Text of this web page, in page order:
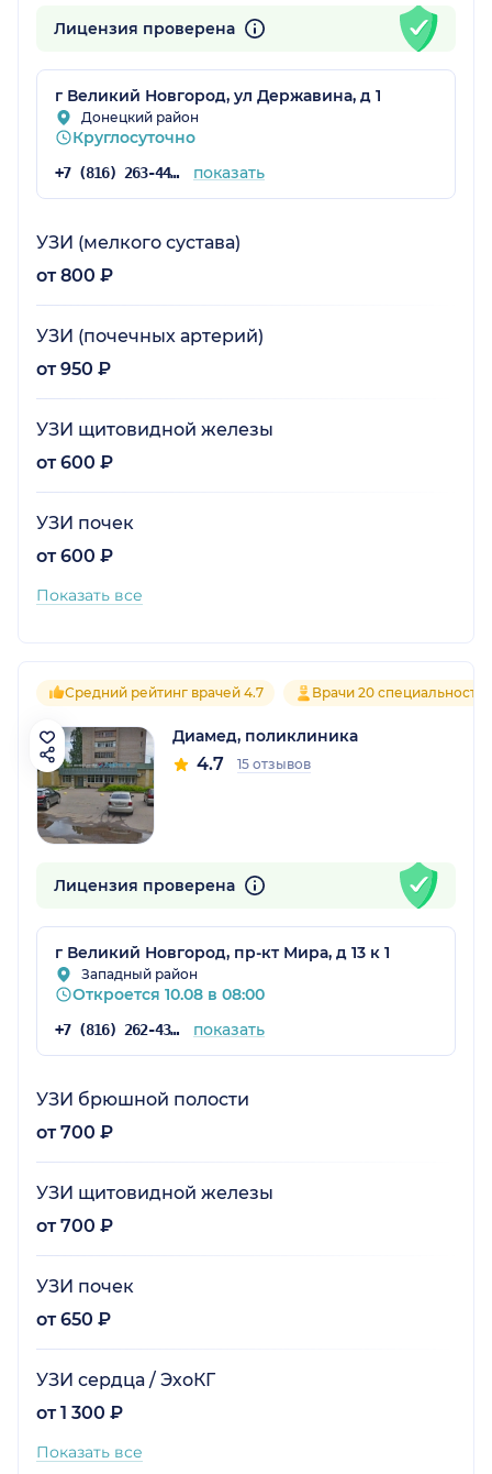
Лицензия проверена
г Великий Новгород, ул Державина, д 1
Донецкий район
Круглосуточно
+7 (816) 263-44-13 показать
УЗИ (мелкого сустава)
от 800 ₽
УЗИ (почечных артерий)
от 950 ₽
УЗИ щитовидной железы
от 600 ₽
УЗИ почек
от 600 ₽
Показать все
Средний рейтинг врачей 4.7 Врачи 20
Диамед, поликлиника
4.7 15 отзывов
Лицензия проверена
г Великий Новгород, пр-кт Мира, д 13 к 1
Западный район
Откроется 10.08 в 08:00
+7 (816) 262-43-09 показать
УЗИ брюшной полости
от 700 ₽
УЗИ щитовидной железы
от 700 ₽
УЗИ почек
от 650 ₽
УЗИ сердца / ЭхоКГ
от 1 300 ₽
Показать все